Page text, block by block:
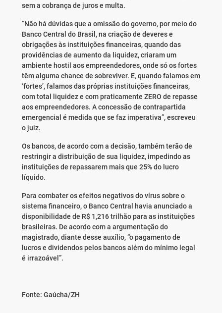
sem a cobrança de juros e multa.
“Não há dúvidas que a omissão do governo, por meio do
Banco Central do Brasil, na criação de deveres e
obrigações às instituições financeiras, quando das
providências de aumento da liquidez, criaram um
ambiente hostil aos empreendedores, onde só os fortes
têm alguma chance de sobreviver. E, quando falamos em
‘fortes’, falamos das próprias instituições financeiras,
com total liquidez e com praticamente ZERO de repasse
aos empreendedores. A concessão de contrapartida
emergencial é medida que se faz imperativa”, escreveu
o juiz.
Os bancos, de acordo com a decisão, também terão de
restringir a distribuição de sua liquidez, impedindo as
instituições de repassarem mais que 25% do lucro
líquido.
Para combater os efeitos negativos do vírus sobre o
sistema financeiro, o Banco Central havia anunciado a
disponibilidade de R$ 1,216 trilhão para as instituições
brasileiras. De acordo com a argumentação do
magistrado, diante desse auxílio, “o pagamento de
lucros e dividendos pelos bancos além do mínimo legal
é irrazoável”.
Fonte: Gaúcha/ZH